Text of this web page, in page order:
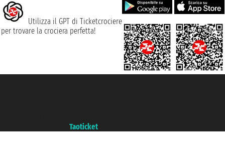
Utilizza il GPT di Ticketcrociere
per trovare la crociera perfetta!
Taoticket